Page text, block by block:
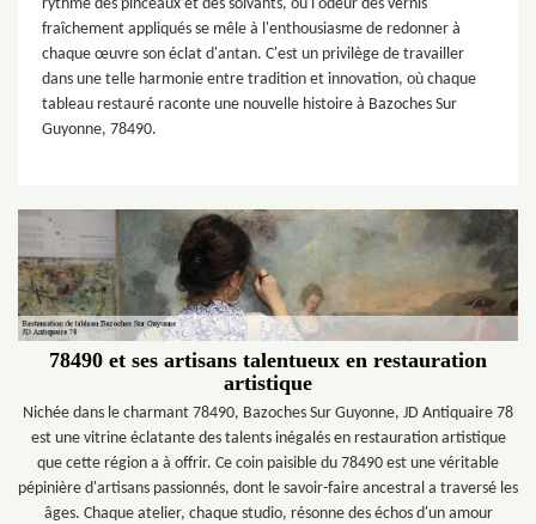
rythme des pinceaux et des solvants, où l'odeur des vernis
fraîchement appliqués se mêle à l'enthousiasme de redonner à
chaque œuvre son éclat d'antan. C'est un privilège de travailler
dans une telle harmonie entre tradition et innovation, où chaque
tableau restauré raconte une nouvelle histoire à Bazoches Sur
Guyonne, 78490.
78490 et ses artisans talentueux en restauration
artistique
Nichée dans le charmant 78490, Bazoches Sur Guyonne, JD Antiquaire 78
est une vitrine éclatante des talents inégalés en restauration artistique
que cette région a à offrir. Ce coin paisible du 78490 est une véritable
pépinière d'artisans passionnés, dont le savoir-faire ancestral a traversé les
âges. Chaque atelier, chaque studio, résonne des échos d'un amour